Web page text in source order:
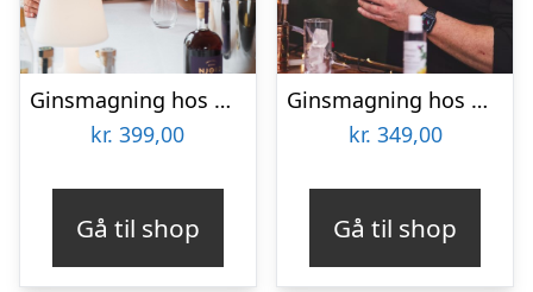
Ginsmagning hos Njord Distillery
kr. 399,00
Gå til shop
Ginsmagning hos GinSkolen
kr. 349,00
Gå til shop